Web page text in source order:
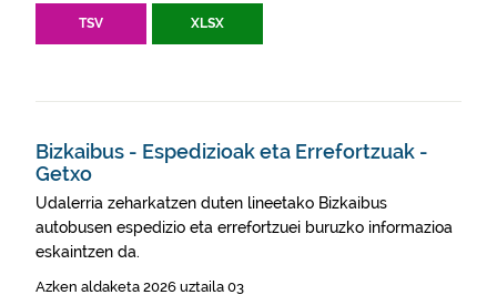
TSV XLSX
Bizkaibus - Espedizioak eta Errefortzuak -
Getxo
Udalerria zeharkatzen duten lineetako Bizkaibus
autobusen espedizio eta errefortzuei buruzko informazioa
eskaintzen da.
Azken aldaketa 2026 uztaila 03